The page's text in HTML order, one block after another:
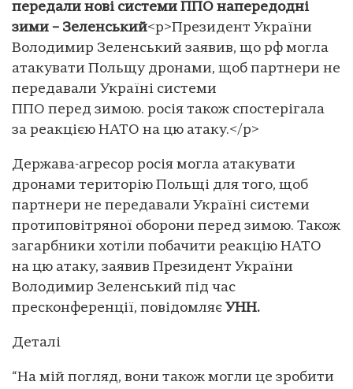
передали нові системи ППО напередодні
зими – Зеленський<p>Президент України
Володимир Зеленський заявив, що рф могла
атакувати Польщу дронами, щоб партнери не
передавали Україні системи
ППО перед зимою. росія також спостерігала
за реакцією НАТО на цю атаку.</p>
Держава-агресор росія могла атакувати
дронами територію Польщі для того, щоб
партнери не передавали Україні системи
протиповітряної оборони перед зимою. Також
загарбники хотіли побачити реакцію НАТО
на цю атаку, заявив Президент України
Володимир Зеленський під час
пресконференції, повідомляє УНН.
Деталі
“На мій погляд, вони також могли це зробити